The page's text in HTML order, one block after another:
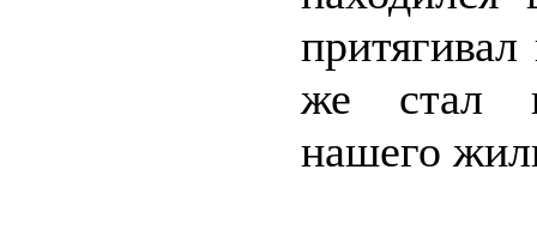
же стал
нашего